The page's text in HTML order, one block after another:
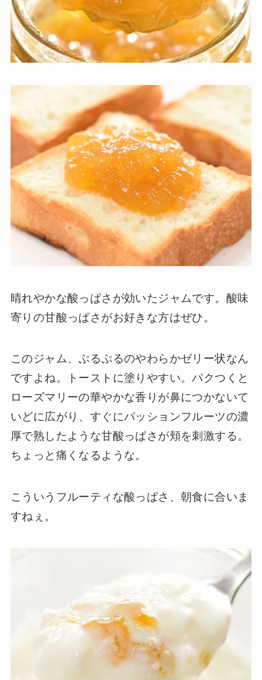
晴れやかな酸っぱさが効いたジャムです。酸味
寄りの甘酸っぱさがお好きな方はぜひ。
このジャム、ぷるぷるのやわらかゼリー状なん
ですよね。トーストに塗りやすい。パクつくと
ローズマリーの華やかな香りが鼻につかないて
いどに広がり、すぐにパッションフルーツの濃
厚で熟したような甘酸っぱさが頬を刺激する。
ちょっと痛くなるような。
こういうフルーティな酸っぱさ、朝食に合いま
すねぇ。